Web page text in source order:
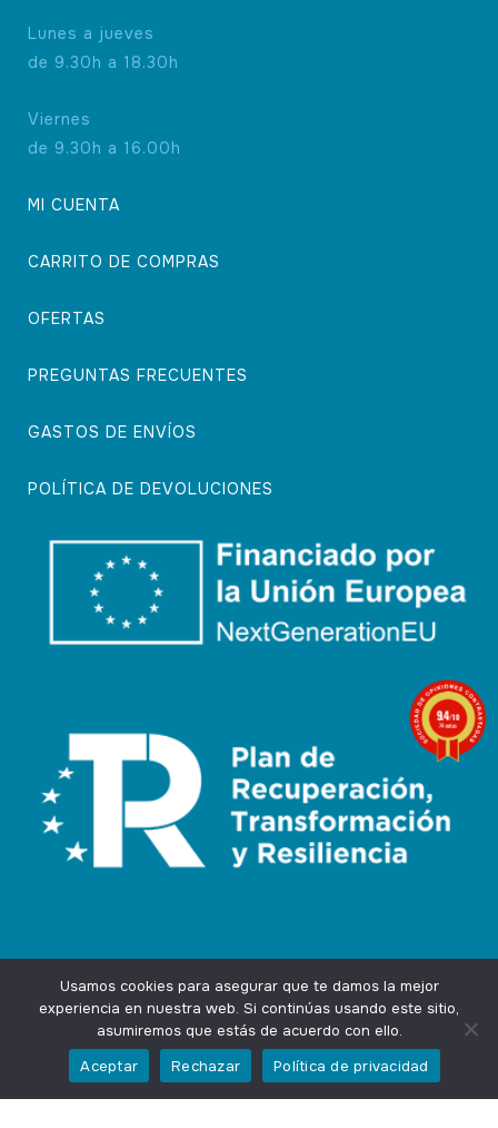
Lunes a jueves
de 9.30h a 18.30h
Viernes
de 9.30h a 16.00h
MI CUENTA
CARRITO DE COMPRAS
OFERTAS
PREGUNTAS FRECUENTES
GASTOS DE ENVÍOS
POLÍTICA DE DEVOLUCIONES
Design byAgencia Marketing OnlineIngenium.Marketing
Privacidad
Usamos cookies para asegurar que te damos la mejor
experiencia en nuestra web. Si continúas usando este sitio,
asumiremos que estás de acuerdo con ello.
Aceptar
Rechazar Política de privacidad
9.4/10
74 notas